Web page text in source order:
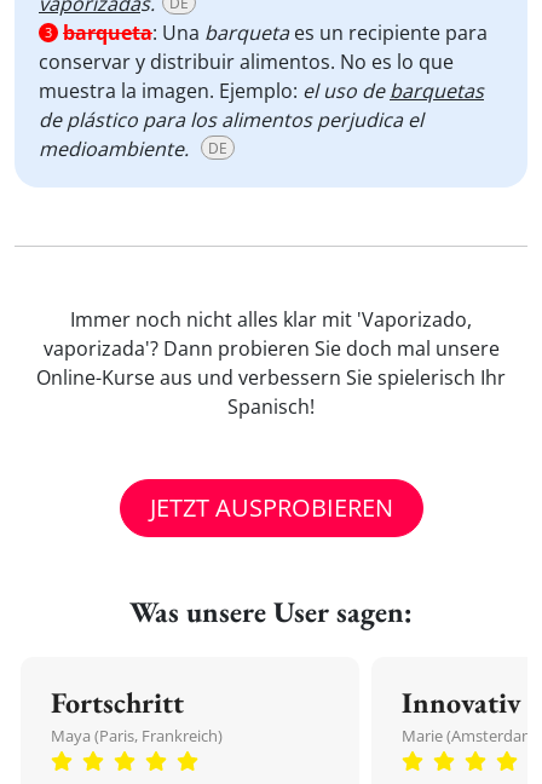
3 barqueta: Una barquetaes un recipiente para
conservar y distribuir alimentos. No es lo que
muestra la imagen. Ejemplo: el uso debarquetas
de plástico para los alimentos perjudica el
medioambiente.
DE
Immer noch nicht alles klar mit 'Vaporizado,
vaporizada'? Dann probieren Sie doch mal unsere
Online-Kurse aus und verbessern Sie spielerisch Ihr
Spanisch!
JETZT AUSPROBIEREN
Was unsere User sagen:
Fortschritt
Maya (Paris, Frankreich)
Innovativ
Marie